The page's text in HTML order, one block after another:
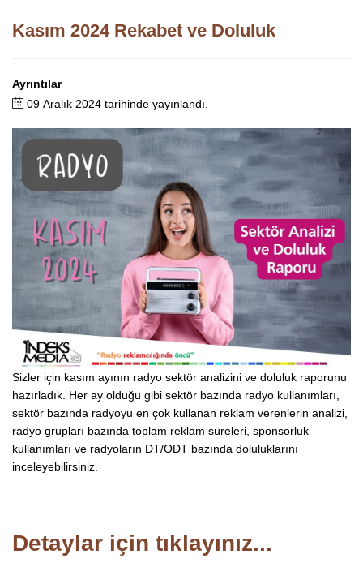
Kasım 2024 Rekabet ve Doluluk
Ayrıntılar
09 Aralık 2024 tarihinde yayınlandı.
Sizler için kasım ayının radyo sektör analizini ve doluluk raporunu
hazırladık. Her ay olduğu gibi sektör bazında radyo kullanımları,
sektör bazında radyoyu en çok kullanan reklam verenlerin analizi,
radyo grupları bazında toplam reklam süreleri, sponsorluk
kullanımları ve radyoların DT/ODT bazında doluluklarını
inceleyebilirsiniz.
Detaylar için tıklayınız...